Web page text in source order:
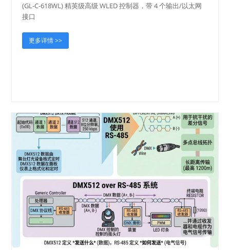
(GL-C-618WL) 精英级高级 WLED 控制器，带 4 个输出/以太网
接口
更多详情 >>